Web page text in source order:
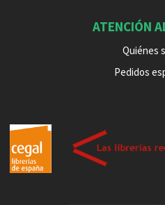
ATENCIÓN
Quiénes
Pedidos